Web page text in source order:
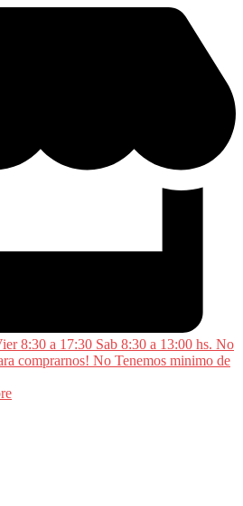
8:30 a 17:30 Sab 8:30 a 13:00 hs. No
comprarnos! No Tenemos minimo de